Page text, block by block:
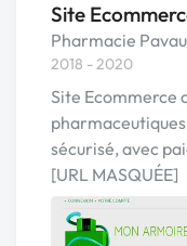
Site
Pharmacie
2018 - 2020
Site Ecommerce
sécurisé, avec
[URL MASQUÉE]